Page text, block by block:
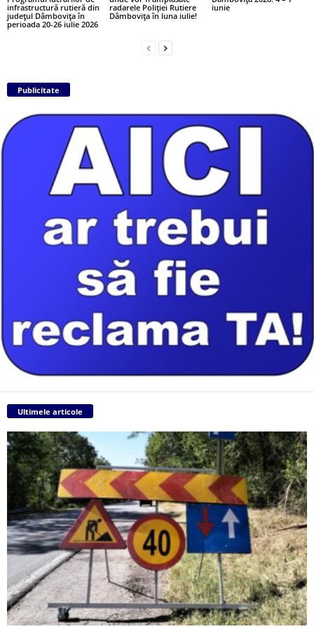
infrastructură rutieră din
județul Dâmbovița în
perioada 20-26 iulie 2026
radarele Poliției Rutiere
Dâmbovița în luna iulie!
iunie
Publicitate
Ultimele articole